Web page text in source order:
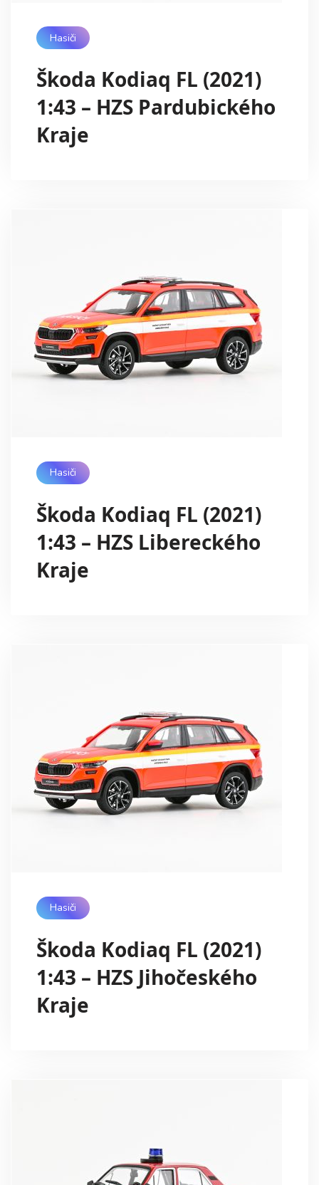
Hasiči
Škoda Kodiaq FL (2021)
1:43 – HZS Pardubického
Kraje
Hasiči
Škoda Kodiaq FL (2021)
1:43 – HZS Libereckého
Kraje
Hasiči
Škoda Kodiaq FL (2021)
1:43 – HZS Jihočeského
Kraje